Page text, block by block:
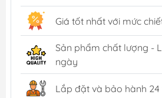
Giá tốt nhất với mức
Sản phẩm chất lượng -
ngày
Lắp đặt và bảo hành